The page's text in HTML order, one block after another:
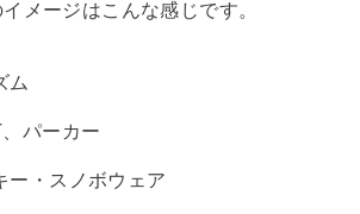
メージはこんな感じです。
ム
、パーカー
ー・スノボウェア